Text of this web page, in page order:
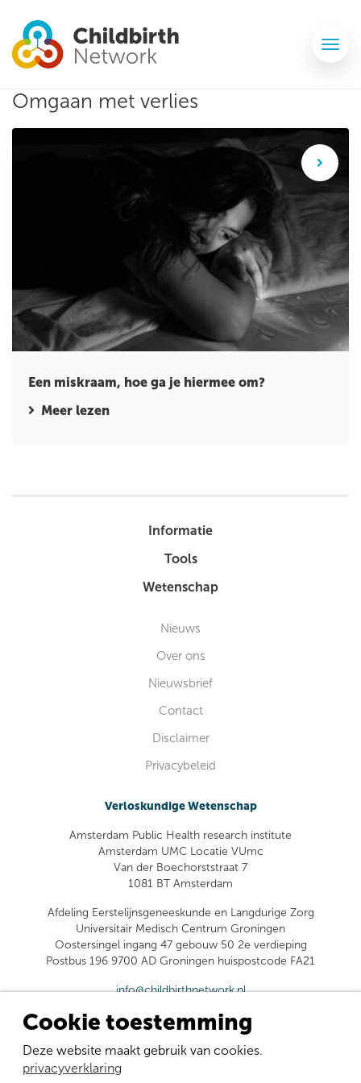
Omgaan met verlies
Een miskraam, hoe ga je hiermee om?
Een miskraam, hoe ga je hiermee om?
Meer lezen
Informatie
Tools
Wetenschap
Nieuws
Over ons
Nieuwsbrief
Contact
Disclaimer
Privacybeleid
Verloskundige Wetenschap
Amsterdam Public Health research institute
Amsterdam UMC Locatie VUmc
Van der Boechorststraat 7
1081 BT Amsterdam
Afdeling Eerstelijnsgeneeskunde en Langdurige Zorg
Universitair Medisch Centrum Groningen
Oostersingel ingang 47 gebouw 50 2e verdieping
Postbus 196 9700 AD Groningen huispostcode FA21
info@childbirthnetwork.nl
Cookie toestemming
Deze website maakt gebruik van cookies.
privacyverklaring